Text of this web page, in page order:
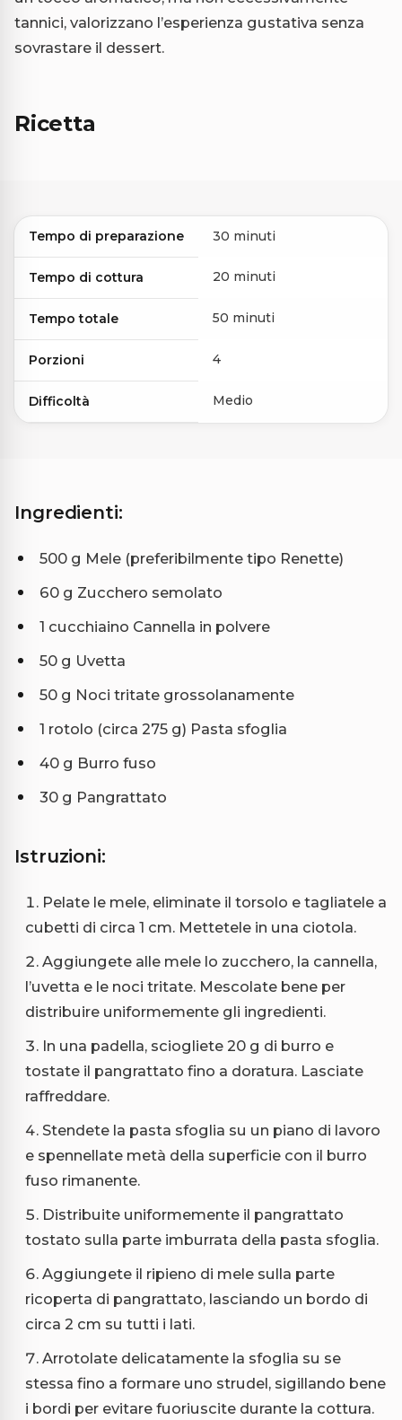
tannici, valorizzano l’esperienza gustativa senza
sovrastare il dessert.
Ricetta
Tempo di preparazione 30 minuti
Tempo di cottura 20 minuti
Tempo totale 50 minuti
Porzioni 4
Difficoltà Medio
Ingredienti:
500 g Mele (preferibilmente tipo Renette)
60 g Zucchero semolato
1 cucchiaino Cannella in polvere
50 g Uvetta
50 g Noci tritate grossolanamente
1 rotolo (circa 275 g) Pasta sfoglia
40 g Burro fuso
30 g Pangrattato
Istruzioni:
Pelate le mele, eliminate il torsolo e tagliatele a
cubetti di circa 1 cm. Mettetele in una ciotola.
Aggiungete alle mele lo zucchero, la cannella,
l’uvetta e le noci tritate. Mescolate bene per
distribuire uniformemente gli ingredienti.
In una padella, sciogliete 20 g di burro e
tostate il pangrattato fino a doratura. Lasciate
raffreddare.
Stendete la pasta sfoglia su un piano di lavoro
e spennellate metà della superficie con il burro
fuso rimanente.
Distribuite uniformemente il pangrattato
tostato sulla parte imburrata della pasta sfoglia.
Aggiungete il ripieno di mele sulla parte
ricoperta di pangrattato, lasciando un bordo di
circa 2 cm su tutti i lati.
Arrotolate delicatamente la sfoglia su se
stessa fino a formare uno strudel, sigillando bene
i bordi per evitare fuoriuscite durante la cottura.